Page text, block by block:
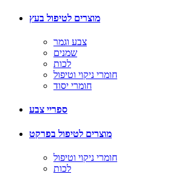
מוצרים לטיפול בעץ
צבע וגמר
שמנים
לכות
חומרי ניקוי וטיפול
חומרי יסוד
ספריי צבע
מוצרים לטיפול בפרקט
חומרי ניקוי וטיפול
לכות